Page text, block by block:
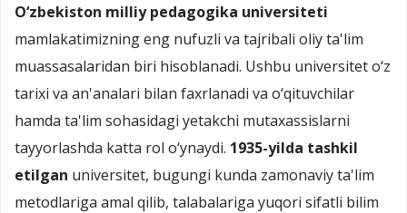
O‘zbekiston milliy pedagogika universiteti
mamlakatimizning eng nufuzli va tajribali oliy ta'lim
muassasalaridan biri hisoblanadi. Ushbu universitet o‘z
tarixi va an'analari bilan faxrlanadi va o‘qituvchilar
hamda ta'lim sohasidagi yetakchi mutaxassislarni
tayyorlashda katta rol o‘ynaydi. 1935-yilda tashkil
etilgan universitet, bugungi kunda zamonaviy ta'lim
metodlariga amal qilib, talabalariga yuqori sifatli bilim